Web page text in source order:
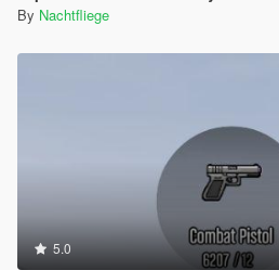
By Nachtfliege
5.0